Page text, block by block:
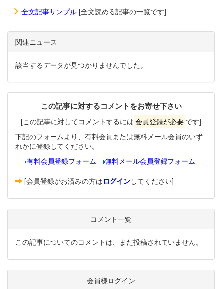
全文記事サンプル [全文読める記事の一覧です]
関連ニュース
該当するデータが見つかりませんでした。
この記事に対するコメントをお寄せ下さい
[この記事に対してコメントするには 会員登録が必要 です]
下記のフォームより、有料会員または無料メール会員のいず
れかに登録してください。
有料会員登録フォーム
無料メール会員登録フォーム
[会員登録がお済みの方はログインしてください]
コメント一覧
この記事についてのコメントは、まだ投稿されていません。
会員様ログイン